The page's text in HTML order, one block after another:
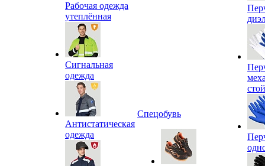
Рабочая одежда
утеплённая
Сигнальная
одежда
Антистатическая
одежда
Спецобувь